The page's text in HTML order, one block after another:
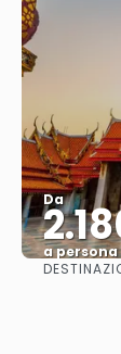
Da
a persona